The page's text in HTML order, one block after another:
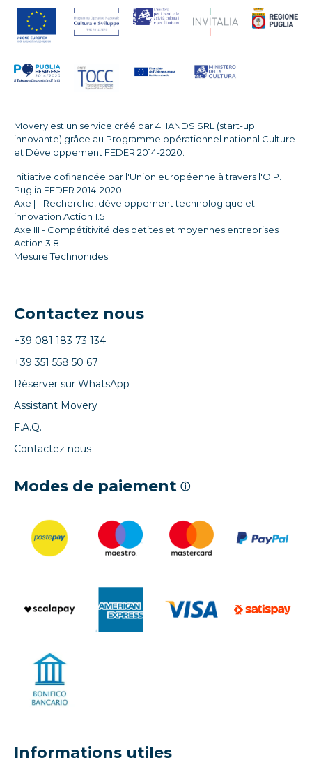
Movery est un service créé par 4HANDS SRL (start-up
innovante) grâce au Programme opérationnel national Culture
et Développement FEDER 2014-2020.
Initiative cofinancée par l'Union européenne à travers l'O.P.
Puglia FEDER 2014-2020
Axe | - Recherche, développement technologique et
innovation Action 1.5
Axe III - Compétitivité des petites et moyennes entreprises
Action 3.8
Mesure Technonides
Contactez nous
+39 081 183 73 134
+39 351 558 50 67
Réserver sur WhatsApp
Assistant Movery
F.A.Q.
Contactez nous
Modes de paiement ⓘ
Informations utiles